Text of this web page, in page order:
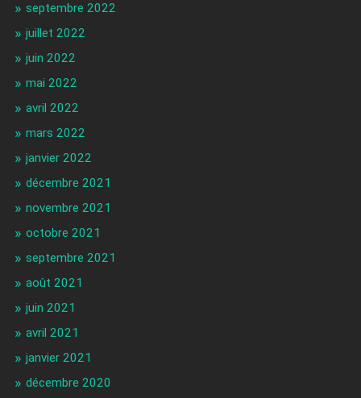
septembre 2022
juillet 2022
juin 2022
mai 2022
avril 2022
mars 2022
janvier 2022
décembre 2021
novembre 2021
octobre 2021
septembre 2021
août 2021
juin 2021
avril 2021
janvier 2021
décembre 2020